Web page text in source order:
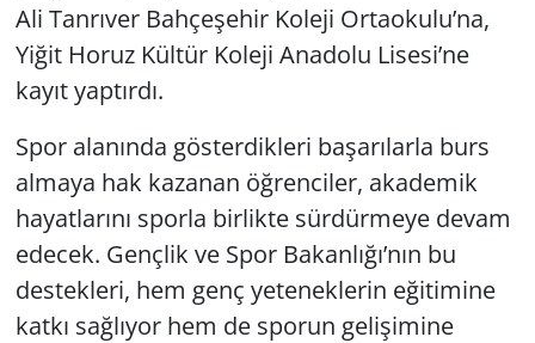
Ali Tanrıver Bahçeşehir Koleji Ortaokulu’na,
Yiğit Horuz Kültür Koleji Anadolu Lisesi’ne
kayıt yaptırdı.
Spor alanında gösterdikleri başarılarla burs
almaya hak kazanan öğrenciler, akademik
hayatlarını sporla birlikte sürdürmeye devam
edecek. Gençlik ve Spor Bakanlığı’nın bu
destekleri, hem genç yeteneklerin eğitimine
katkı sağlıyor hem de sporun gelişimine